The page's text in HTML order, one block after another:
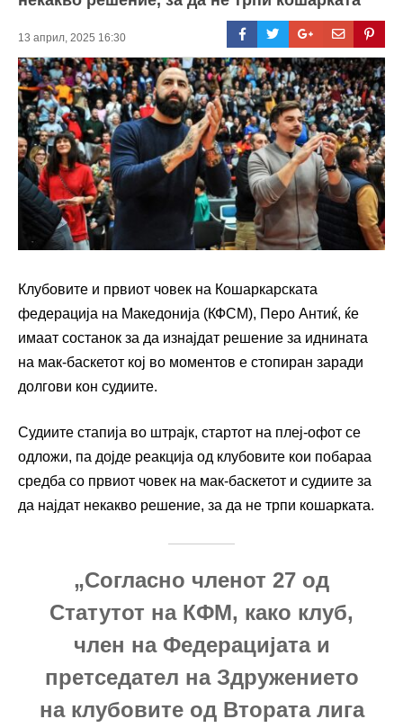
13 април, 2025 16:30
Клубовите и првиот човек на Кошаркарската
федерација на Македонија (КФСМ), Перо Антиќ, ќе
имаат состанок за да изнајдат решение за иднината
на мак-баскетот кој во моментов е стопиран заради
долгови кон судиите.
Судиите стапија во штрајк, стартот на плеј-офот се
одложи, па дојде реакција од клубовите кои побараа
средба со првиот човек на мак-баскетот и судиите за
да најдат некакво решение, за да не трпи кошарката.
„Согласно членот 27 од
Статутот на КФМ, како клуб,
член на Федерацијата и
претседател на Здружението
на клубовите од Втората лига